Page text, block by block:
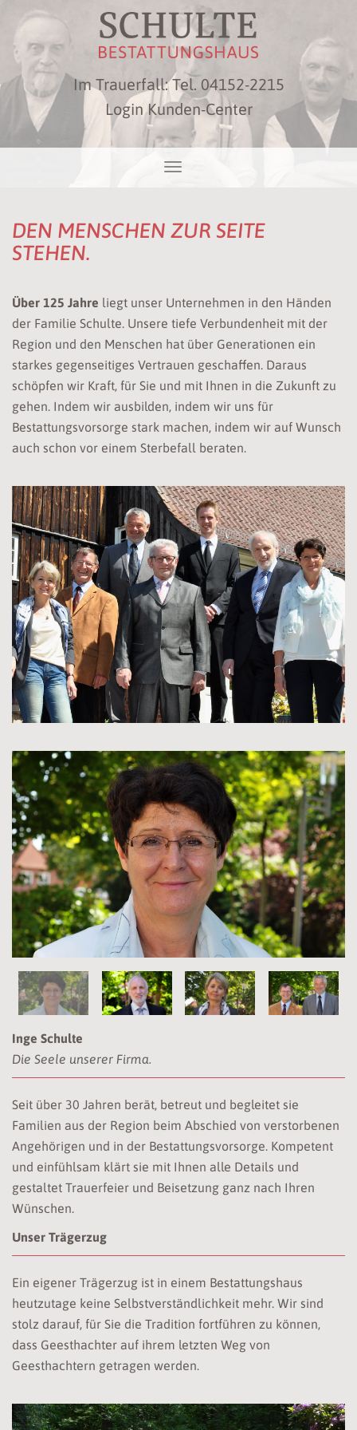
Im Trauerfall: Tel. 04152-2215
Login Kunden-Center
DEN MENSCHEN ZUR SEITE
STEHEN.
Über 125 Jahre liegt unser Unternehmen in den Händen
der Familie Schulte. Unsere tiefe Verbunden­heit mit der
Region und den Menschen hat über Generationen ein
starkes gegenseitiges Vertrauen geschaffen. Daraus
schöpfen wir Kraft, für Sie und mit Ihnen in die Zukunft zu
gehen. Indem wir ausbilden, indem wir uns für
Bestattungsvorsorge stark machen, indem wir auf Wunsch
auch schon vor einem Sterbefall beraten.
Inge Schulte
Die Seele unserer Firma.
Seit über 30 Jahren berät, betreut und begleitet sie
Familien aus der Region beim Abschied von verstorbenen
Angehörigen und in der Bestattungsvorsorge. Kompetent
und einfühlsam klärt sie mit Ihnen alle Details und
gestaltet Trauerfeier und Beisetzung ganz nach Ihren
Wünschen.
Unser Trägerzug
Ein eigener Trägerzug ist in einem Bestattungs­haus
heutzutage keine Selbst­verständlich­keit mehr. Wir sind
stolz darauf, für Sie die Tradition fortführen zu können,
dass Geesthachter auf ihrem letzten Weg von
Geesthachtern getragen werden.